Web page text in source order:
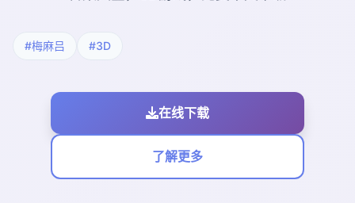
#梅麻吕 #3D
在线下载
了解更多